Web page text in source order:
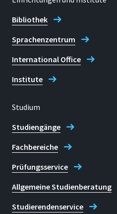
Bibliothek
Sprachenzentrum
International Office
Institute
Studium
Studiengänge
Fachbereiche
Prüfungsservice
Allgemeine Studienberatung
Studierendenservice